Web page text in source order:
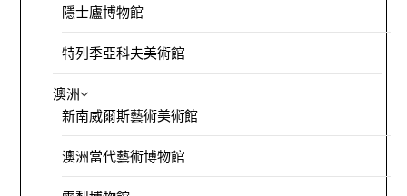
隱士廬博物館
特列季亞科夫美術館
澳洲
新南威爾斯藝術美術館
澳洲當代藝術博物館